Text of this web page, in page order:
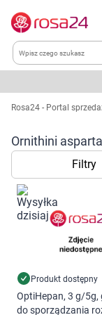
Kategorie
Chemia
Dla zwierząt
Dom i ogród
Kobieta w ciąży i
Rosa24 - Portal
Ornithini
Filtry
Produkt dostępny
OptiHepan, 3 g/5g,
do sporządzania